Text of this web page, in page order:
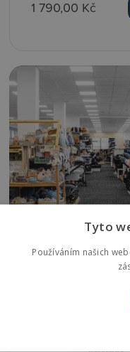
1 790,00 Kč
Tyto
Používáním našich